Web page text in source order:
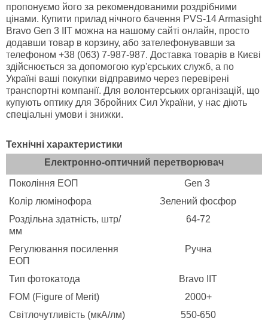
пропонуємо його за рекомендованими роздрібними
цінами. Купити прилад нічного бачення PVS-14 Armasight
Bravo Gen 3 IIT можна на нашому сайті онлайн, просто
додавши товар в корзину, або зателефонувавши за
телефоном +38 (063) 7-987-987. Доставка товарів в Києві
здійснюється за допомогою кур'єрських служб, а по
Україні ваші покупки відправимо через перевірені
транспортні компанії. Для волонтерських організацій, що
купують оптику для Збройних Сил України, у нас діють
спеціальні умови і знижки.
Технічні характеристики
Електронно-оптичний перетворювач
Покоління ЕОП
Gen 3
Колір люмінофора
Зелений фосфор
Роздільна здатність, штр/
мм
64-72
Регулювання посилення
ЕОП
Ручна
Тип фотокатода
Bravo IIT
FOM (Figure of Merit)
2000+
Світлочутливість (мкА/лм)
550-650